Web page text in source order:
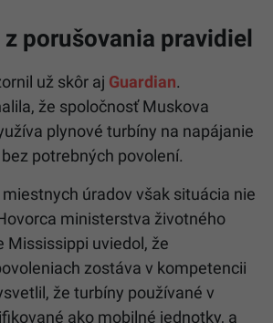
porušovania pravidiel
už skôr aj Guardian.
že spoločnosť Muskova
plynové turbíny na napájanie
potrebných povolení.
úradov však situácia nie
ministerstva životného
Mississippi uviedol, že
zostáva v kompetencii
že turbíny používané v
ako mobilné jednotky, a